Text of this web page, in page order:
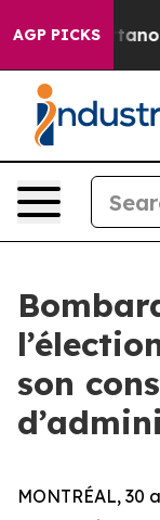
AGP PICKS
in
son
MONTRÉAL, 30